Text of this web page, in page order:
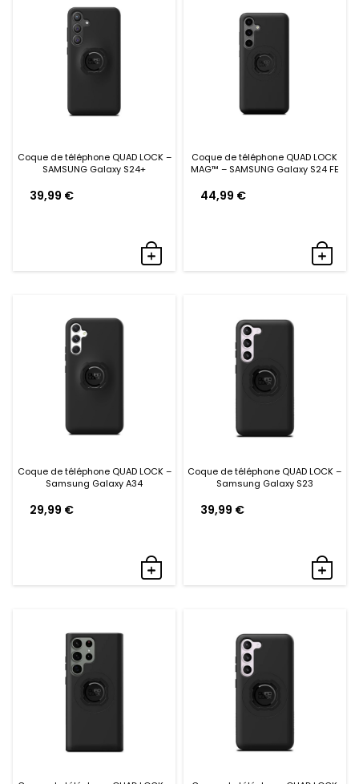
Coque de téléphone QUAD LOCK –
SAMSUNG Galaxy S24+
39,99 €
Coque de téléphone QUAD LOCK
MAG™ – SAMSUNG Galaxy S24 FE
44,99 €
Coque de téléphone QUAD LOCK –
Samsung Galaxy A34
29,99 €
Coque de téléphone QUAD LOCK –
Samsung Galaxy S23
39,99 €